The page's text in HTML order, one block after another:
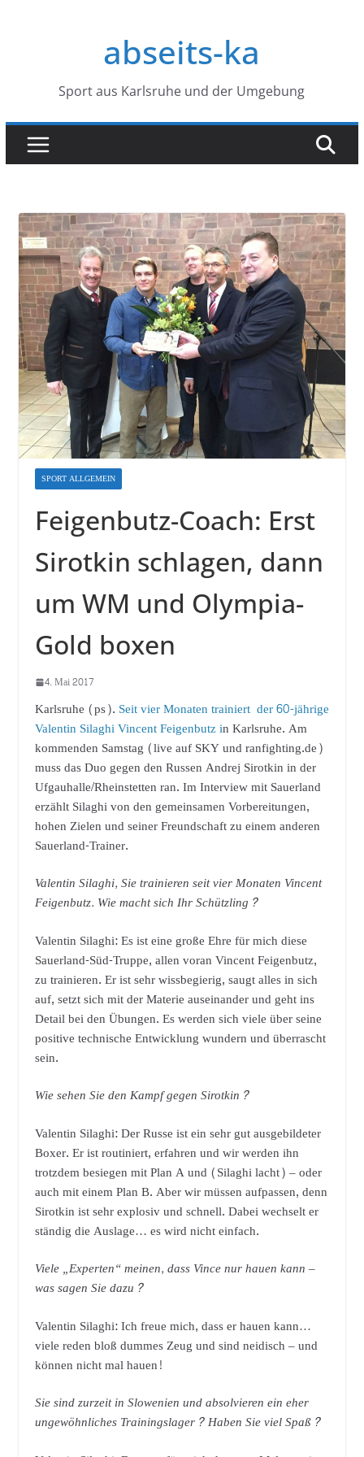
abseits-ka
Sport aus Karlsruhe und der Umgebung
SPORT ALLGEMEIN
Feigenbutz-Coach: Erst
Sirotkin schlagen, dann
um WM und Olympia-
Gold boxen
4. Mai 2017
Karlsruhe (ps). Seit vier Monaten trainiert der 60-jährige
Valentin Silaghi Vincent Feigenbutz in Karlsruhe. Am
kommenden Samstag (live auf SKY und ranfighting.de)
muss das Duo gegen den Russen Andrej Sirotkin in der
Ufgauhalle/Rheinstetten ran. Im Interview mit Sauerland
erzählt Silaghi von den gemeinsamen Vorbereitungen,
hohen Zielen und seiner Freundschaft zu einem anderen
Sauerland-Trainer.
Valentin Silaghi, Sie trainieren seit vier Monaten Vincent
Feigenbutz. Wie macht sich Ihr Schützling?
Valentin Silaghi: Es ist eine große Ehre für mich diese
Sauerland-Süd-Truppe, allen voran Vincent Feigenbutz,
zu trainieren. Er ist sehr wissbegierig, saugt alles in sich
auf, setzt sich mit der Materie auseinander und geht ins
Detail bei den Übungen. Es werden sich viele über seine
positive technische Entwicklung wundern und überrascht
sein.
Wie sehen Sie den Kampf gegen Sirotkin?
Valentin Silaghi: Der Russe ist ein sehr gut ausgebildeter
Boxer. Er ist routiniert, erfahren und wir werden ihn
trotzdem besiegen mit Plan A und (Silaghi lacht) – oder
auch mit einem Plan B. Aber wir müssen aufpassen, denn
Sirotkin ist sehr explosiv und schnell. Dabei wechselt er
ständig die Auslage… es wird nicht einfach.
Viele „Experten“ meinen, dass Vince nur hauen kann –
was sagen Sie dazu?
Valentin Silaghi: Ich freue mich, dass er hauen kann…
viele reden bloß dummes Zeug und sind neidisch – und
können nicht mal hauen!
Sie sind zurzeit in Slowenien und absolvieren ein eher
ungewöhnliches Trainingslager? Haben Sie viel Spaß?